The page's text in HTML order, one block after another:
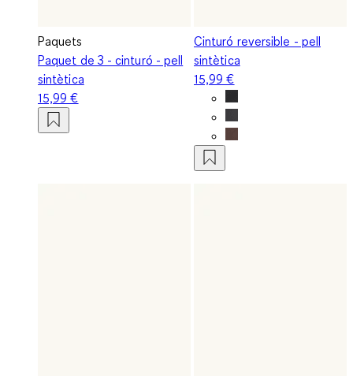
Paquets
Paquet de 3 - cinturó - pell
sintètica
15,99 €
Cinturó reversible - pell
sintètica
15,99 €